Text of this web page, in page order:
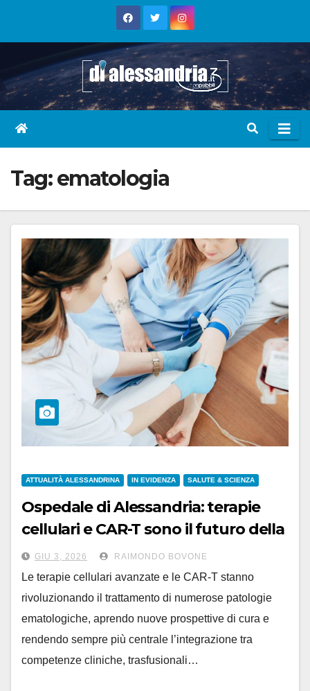
Tag:ematologia
ATTUALITÀ ALESSANDRINA IN EVIDENZA SALUTE & SCIENZA
Ospedale di Alessandria: terapie
cellulari e CAR-T sono il futuro della
cura ematologica
GIU 3, 2026 RAIMONDO BOVONE
Le terapie cellulari avanzate e le CAR-T stanno
rivoluzionando il trattamento di numerose patologie
ematologiche, aprendo nuove prospettive di cura e
rendendo sempre più centrale l’integrazione tra
competenze cliniche, trasfusionali…